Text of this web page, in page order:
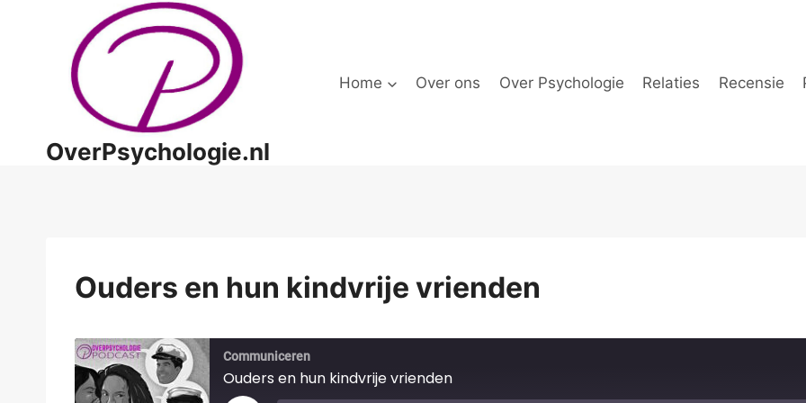
OverPsychologie.nl
Home Over ons Over Psychologie Relaties Recensie
Ouders en hun kindvrije vrienden
Communiceren
Ouders en hun kindvrije vrienden